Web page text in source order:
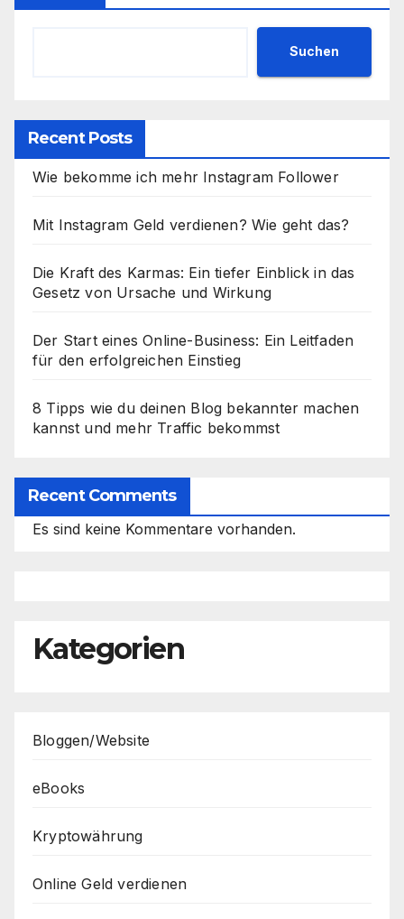
Suchen
Recent Posts
Wie bekomme ich mehr Instagram Follower
Mit Instagram Geld verdienen? Wie geht das?
Die Kraft des Karmas: Ein tiefer Einblick in das
Gesetz von Ursache und Wirkung
Der Start eines Online-Business: Ein Leitfaden
für den erfolgreichen Einstieg
8 Tipps wie du deinen Blog bekannter machen
kannst und mehr Traffic bekommst
Recent Comments
Es sind keine Kommentare vorhanden.
Kategorien
Bloggen/Website
eBooks
Kryptowährung
Online Geld verdienen